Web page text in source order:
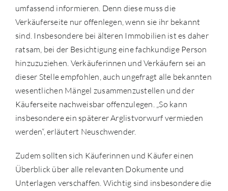
umfassend informieren. Denn diese muss die
Verkäuferseite nur offenlegen, wenn sie ihr bekannt
sind. Insbesondere bei älteren Immobilien ist es daher
ratsam, bei der Besichtigung eine fachkundige Person
hinzuzuziehen. Verkäuferinnen und Verkäufern sei an
dieser Stelle empfohlen, auch ungefragt alle bekannten
wesentlichen Mängel zusammenzustellen und der
Käuferseite nachweisbar offenzulegen. „So kann
insbesondere ein späterer Arglistvorwurf vermieden
werden“, erläutert Neuschwender.
Zudem sollten sich Käuferinnen und Käufer einen
Überblick über alle relevanten Dokumente und
Unterlagen verschaffen. Wichtig sind insbesondere die